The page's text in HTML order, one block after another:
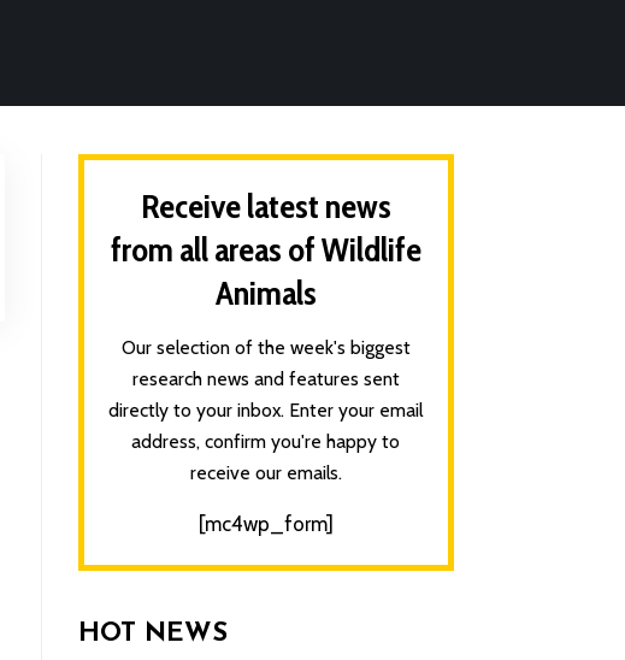
Receive latest news
from all areas of Wildlife
Animals
Our selection of the week's biggest
research news and features sent
directly to your inbox. Enter your email
address, confirm you're happy to
receive our emails.
[mc4wp_form]
HOT NEWS